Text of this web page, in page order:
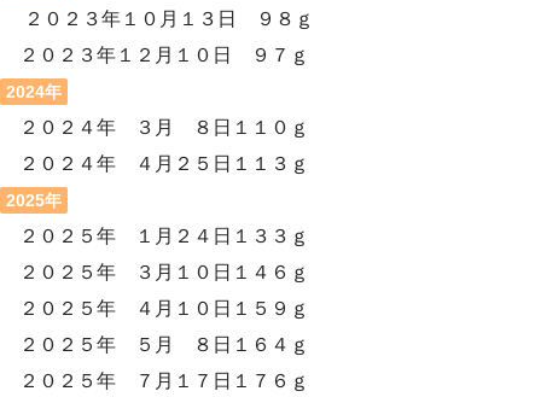
２０２３年１０月１３日 ９８ｇ
２０２３年１２月１０日 ９７ｇ
2024年
２０２４年 ３月 ８日１１０ｇ
２０２４年 ４月２５日１１３ｇ
2025年
２０２５年 １月２４日１３３ｇ
２０２５年 ３月１０日１４６ｇ
２０２５年 ４月１０日１５９ｇ
２０２５年 ５月 ８日１６４ｇ
２０２５年 ７月１７日１７６ｇ